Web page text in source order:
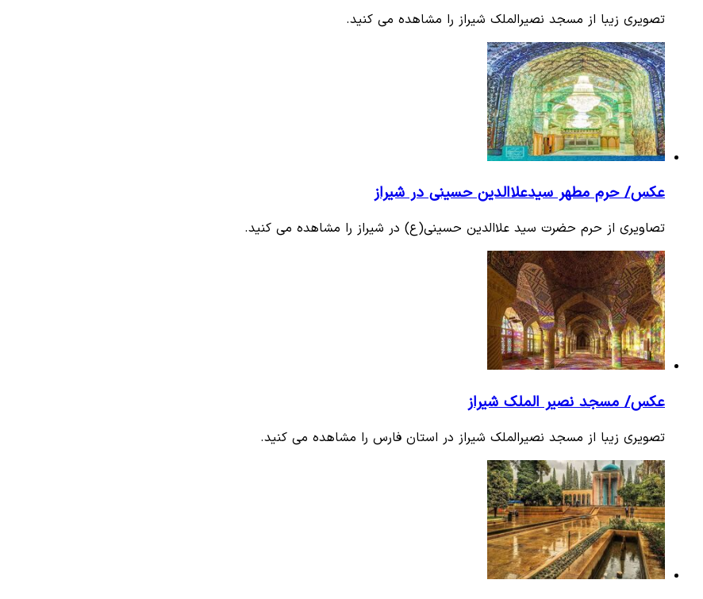
تصویری زیبا از مسجد نصیرالملک شیراز را مشاهده می کنید.
عکس/ حرم مطهر سیدعلاالدین حسینی در شیراز
تصاویری از حرم حضرت سید علاالدین حسینی(ع) در شیراز را مشاهده می کنید.
عکس/ مسجد نصیر الملک شیراز
تصویری زیبا از مسجد نصیرالملک شیراز در استان فارس را مشاهده می کنید.